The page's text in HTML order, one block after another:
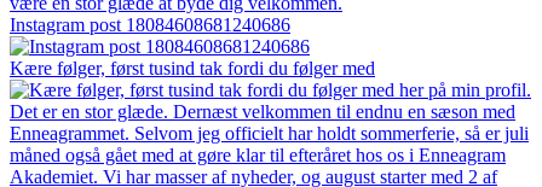
Instagram post 18084608681240686
Kære følger, først tusind tak fordi du følger med